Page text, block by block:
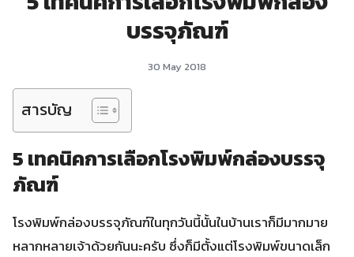
บรรจุภัณฑ์
30 May 2018
สารบัญ
5 เทคนิคการเลือกโรงพิมพ์กล่องบรรจุ
ภัณฑ์
โรงพิมพ์กล่องบรรจุภัณฑ์ในทุกวันนี้นั้นในบ้านเราก็มีมากมาย
หลากหลายเจ้าด้วยกันนะครับ ซึ่งก็มีตั้งแต่โรงพิมพ์ขนาดเล็ก